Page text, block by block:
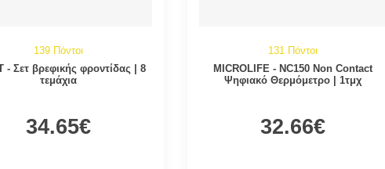
139 Πόντοι
- Σετ βρεφικής φροντίδας | 8
τεμάχια
34.65€
131 Πόντοι
MICROLIFE - NC150 Non Contact
Ψηφιακό Θερμόμετρο | 1τμχ
32.66€